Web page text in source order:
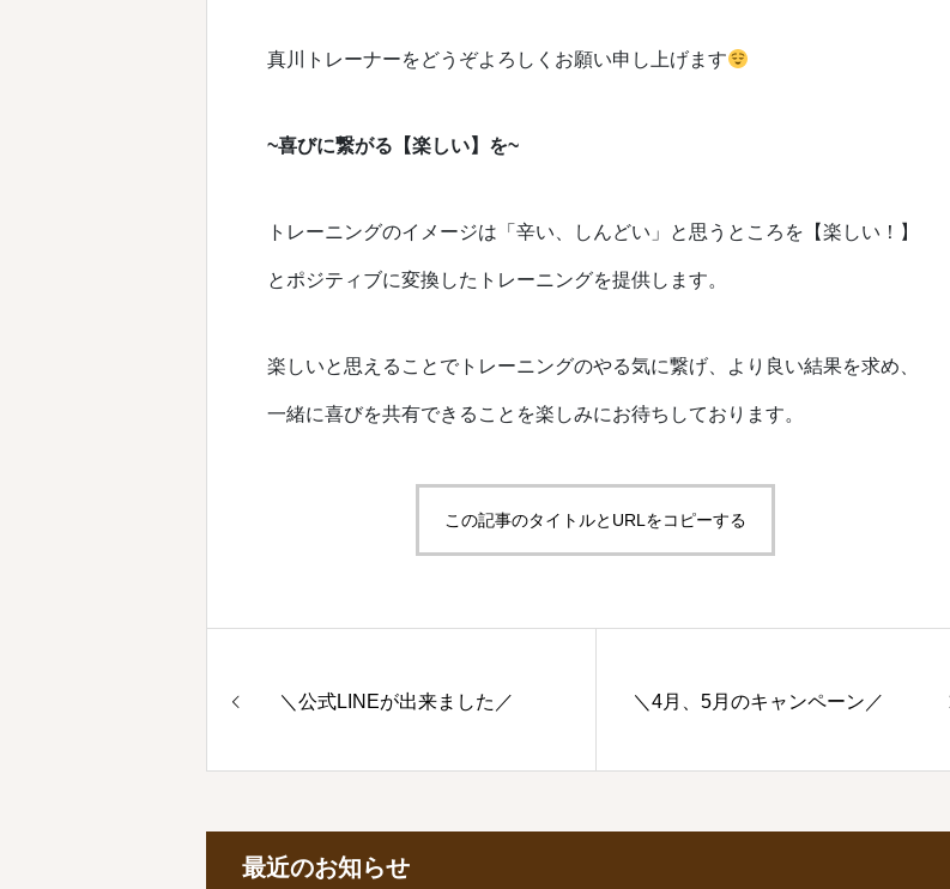
真川トレーナーをどうぞよろしくお願い申し上げます
~喜びに繋がる【楽しい】を~
トレーニングのイメージは「辛い、しんどい」と思うところを【楽しい！】
とポジティブに変換したトレーニングを提供します。
楽しいと思えることでトレーニングのやる気に繋げ、より良い結果を求め、
一緒に喜びを共有できることを楽しみにお待ちしております。
この記事のタイトルとURLをコピーする
＼公式LINEが出来ました／ ＼4月、5月のキャンペーン／
最近のお知らせ